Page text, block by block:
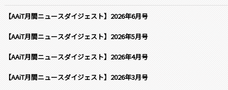
【AAiT月間ニュースダイジェスト】2026年6月号
【AAiT月間ニュースダイジェスト】2026年5月号
【AAiT月間ニュースダイジェスト】2026年4月号
【AAiT月間ニュースダイジェスト】2026年3月号